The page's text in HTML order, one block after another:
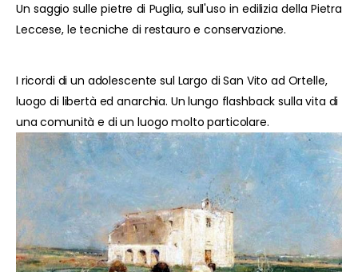
Un saggio sulle pietre di Puglia, sull'uso in edilizia della Pietra
Leccese, le tecniche di restauro e conservazione.
I ricordi di un adolescente sul Largo di San Vito ad Ortelle,
luogo di libertà ed anarchia. Un lungo flashback sulla vita di
una comunità e di un luogo molto particolare.